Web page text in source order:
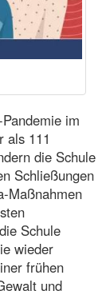
im
als 111
die Schule
Schließungen
Maßnahmen
Schule
wieder
frühen
und